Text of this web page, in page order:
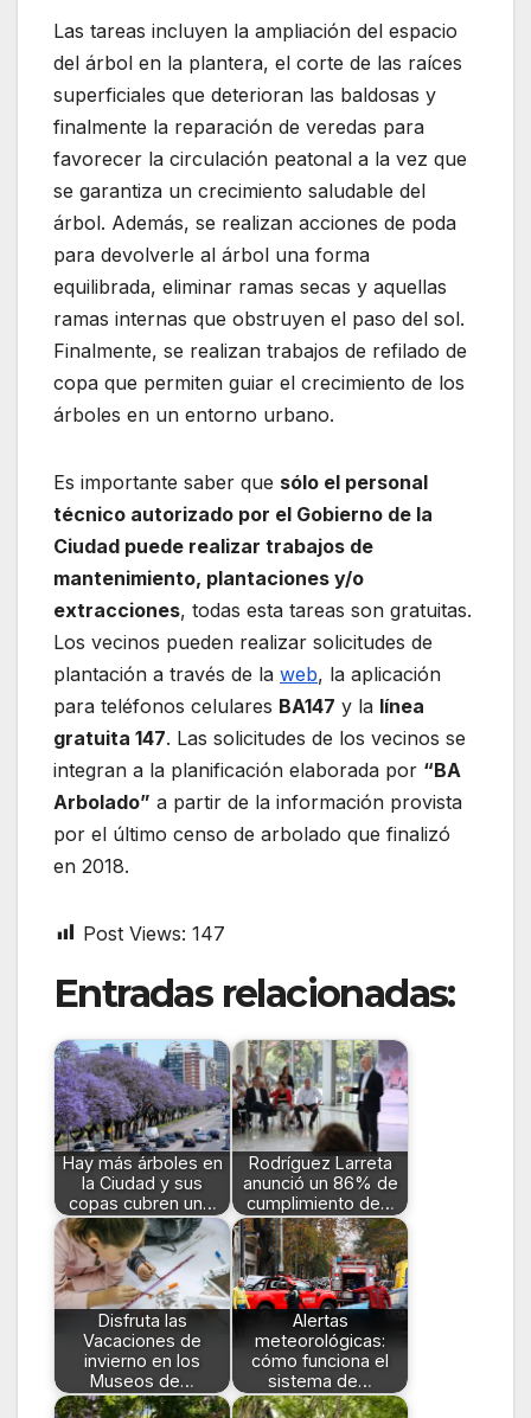
Las tareas incluyen la ampliación del espacio
del árbol en la plantera, el corte de las raíces
superficiales que deterioran las baldosas y
finalmente la reparación de veredas para
favorecer la circulación peatonal a la vez que
se garantiza un crecimiento saludable del
árbol. Además, se realizan acciones de poda
para devolverle al árbol una forma
equilibrada, eliminar ramas secas y aquellas
ramas internas que obstruyen el paso del sol.
Finalmente, se realizan trabajos de refilado de
copa que permiten guiar el crecimiento de los
árboles en un entorno urbano.
Es importante saber que sólo el personal
técnico autorizado por el Gobierno de la
Ciudad puede realizar trabajos de
mantenimiento, plantaciones y/o
extracciones, todas esta tareas son gratuitas.
Los vecinos pueden realizar solicitudes de
plantación a través de la web, la aplicación
para teléfonos celulares BA147 y la línea
gratuita 147. Las solicitudes de los vecinos se
integran a la planificación elaborada por “BA
Arbolado” a partir de la información provista
por el último censo de arbolado que finalizó
en 2018.
Post Views: 147
Entradas relacionadas:
Hay más árboles en
la Ciudad y sus
copas cubren un…
Rodríguez Larreta
anunció un 86% de
cumplimiento de…
Disfruta las
Vacaciones de
invierno en los
Museos de…
Alertas
meteorológicas:
cómo funciona el
sistema de…